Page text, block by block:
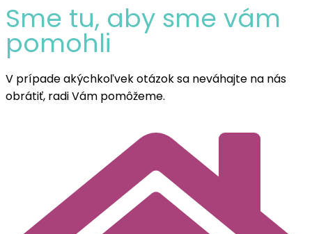
Sme tu, aby sme vám
pomohli
V prípade akýchkoľvek otázok sa neváhajte na nás
obrátiť, radi Vám pomôžeme.